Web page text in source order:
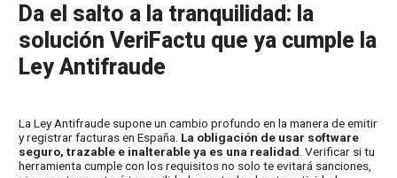
Da el salto a la tranquilidad: la
solución VeriFactu que ya cumple la
Ley Antifraude
La Ley Antifraude supone un cambio profundo en la manera de emitir
y registrar facturas en España. La obligación de usar software
seguro, trazable e inalterable ya es una realidad . Verificar si tu
herramienta cumple con los requisitos no solo te evitará sanciones,